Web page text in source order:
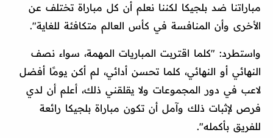
مباراتنا ضد بلجيكا لكننا نعلم أن كل مباراة تختلف عن
الأخرى وأن المنافسة في كأس العالم متكافئة للغاية".
واستطرد: "كلما اقتربت المباريات المهمة، سواء نصف
النهائي أو النهائي، كلما تحسن أدائي، لم أكن يومًا أفضل
لاعب في دور المجموعات ولا يقلقني ذلك، أعلم أن لدي
فرص لإثبات ذلك وآمل أن تكون مباراة بلجيكا رائعة
للفريق بأكمله".